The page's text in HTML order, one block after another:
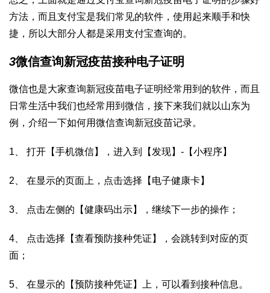
方法，而且支付宝是我们常见的软件，使用起来顺手和快
捷，所以大部分人都是采用支付宝查询的。
3微信查询新冠疫苗接种电子证明
微信也是大家查询新冠疫苗电子证明经常用到的软件，而且
日常生活中我们也经常用到微信，接下来我们就以山东为
例，介绍一下如何用微信查询新冠疫苗记录。
1、 打开【手机微信】，进入到【发现】-【小程序】
2、 在显示的页面上，点击选择【电子健康卡】
3、 点击左侧的【健康码出示】，继续下一步的操作；
4、 点击选择【查看预防接种凭证】，会跳转到对应的页
面；
5、 在显示的【预防接种凭证】上，可以看到接种信息。